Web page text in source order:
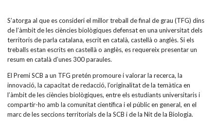
S’atorga al que es consideri el millor treball de final de grau (TFG) dins
de l’àmbit de les ciències biològiques defensat en una universitat dels
territoris de parla catalana, escrit en català, castellà o anglès. Si els
treballs estan escrits en castellà o anglès, es requereix presentar un
resum en català d’unes 300 paraules.
El Premi SCB a un TFG pretén promoure i valorar la recerca, la
innovació, la capacitat de redacció, l’originalitat de la temàtica en
l’àmbit de les ciències biològiques, entre els estudiants universitaris i
compartir-ho amb la comunitat científica i el públic en general, en el
marc de les seccions territorials de la SCB i de la Nit de la Biologia.